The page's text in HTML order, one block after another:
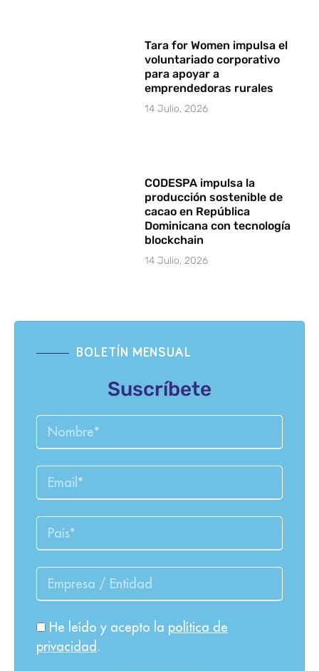
Tara for Women impulsa el
voluntariado corporativo
para apoyar a
emprendedoras rurales
14 Julio, 2026
CODESPA impulsa la
producción sostenible de
cacao en República
Dominicana con tecnología
blockchain
14 Julio, 2026
BOLETÍN MENSUAL
Suscríbete
He leído y acepto la política de
privacidad .